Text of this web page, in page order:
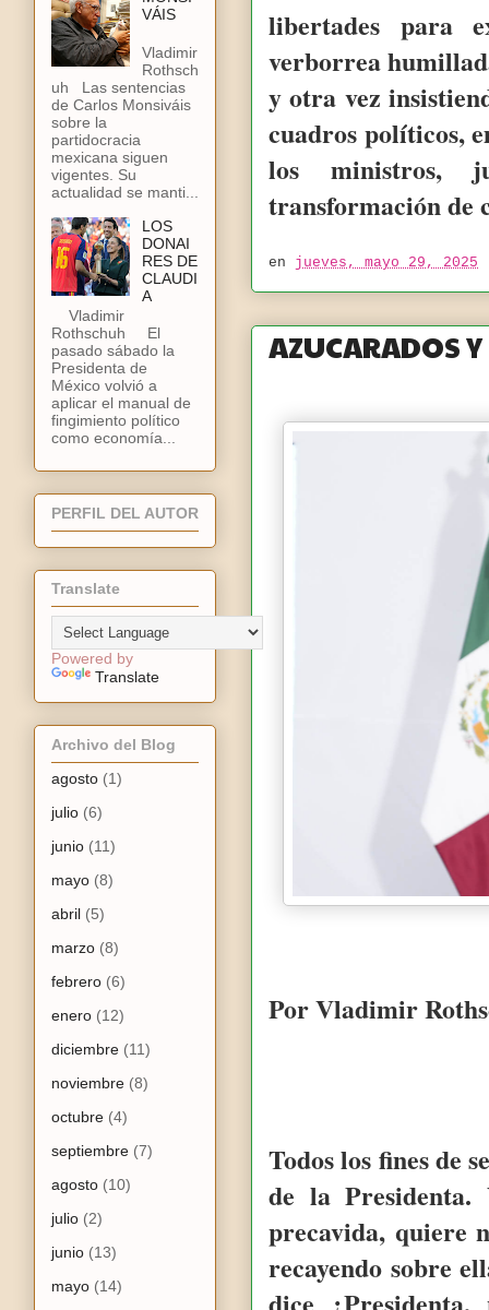
libertades para
verborrea
y otra vez
cuadros políticos,
los ministros,
transformación de
en jueves, mayo 29, 2025
AZUCARADOS
Por Vladimir
Todos los fines de
de la Presidenta.
precavida, quiere
recayendo sobre
VÁIS
Vladimir
Rothsch
uh Las sentencias
de Carlos Monsiváis
sobre la
partidocracia
mexicana siguen
vigentes. Su
actualidad se manti...
LOS
DONAI
RES DE
CLAUDI
A
Vladimir
Rothschuh El
pasado sábado la
Presidenta de
México volvió a
aplicar el manual de
fingimiento político
como economía...
PERFIL DEL AUTOR
Translate
Powered by
Translate
Archivo del Blog
agosto (1)
julio (6)
junio (11)
mayo (8)
abril (5)
marzo (8)
febrero (6)
enero (12)
diciembre (11)
noviembre (8)
octubre (4)
septiembre (7)
agosto (10)
julio (2)
junio (13)
mayo (14)